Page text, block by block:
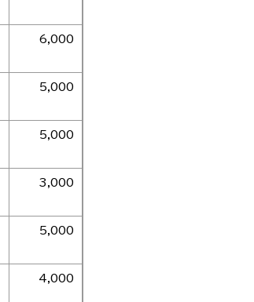
6,000
5,000
5,000
3,000
5,000
4,000